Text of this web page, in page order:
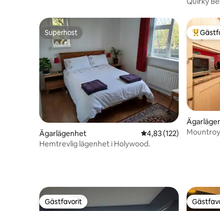
Superhost
Superhost
Ägarlägenhet 4,83 av 5 i
4,83 (122)
Hemtrevlig lägenhet i Holywood.
Gästfavorit
Gästfavorit